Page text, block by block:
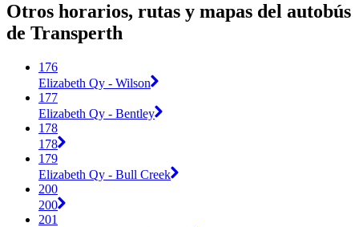
Otros horarios, rutas y mapas del autobús
de Transperth
176
Elizabeth Qy - Wilson
177
Elizabeth Qy - Bentley
178
178
179
Elizabeth Qy - Bull Creek
200
200
201